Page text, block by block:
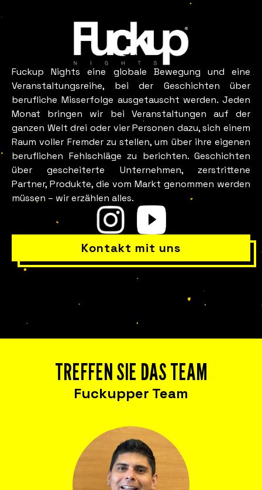
Ist in Ihrem Team wirklich alles
in Ordnung?
Erleben Sie Fuckup Nights in Ihrem
Formate, die psychologische Sicherheit
stärken, damit Teams Misserfolge als
Lernchance nutzen und dadurch Kosten
senken, Produktivität steigern,
Toluca
Fuckup Nights eine globale Bewegung und eine
Veranstaltungsreihe, bei der Geschichten über
berufliche Misserfolge ausgetauscht werden. Jeden
Monat bringen wir bei Veranstaltungen auf der
ganzen Welt drei oder vier Personen dazu, sich einem
Raum voller Fremder zu stellen, um über ihre eigenen
beruflichen Fehlschläge zu berichten. Geschichten
über gescheiterte Unternehmen, zerstrittene
Partner, Produkte, die vom Markt genommen werden
müssen – wir erzählen alles.
Kontakt mit uns
TREFFEN SIE DAS TEAM
Fuckupper Team